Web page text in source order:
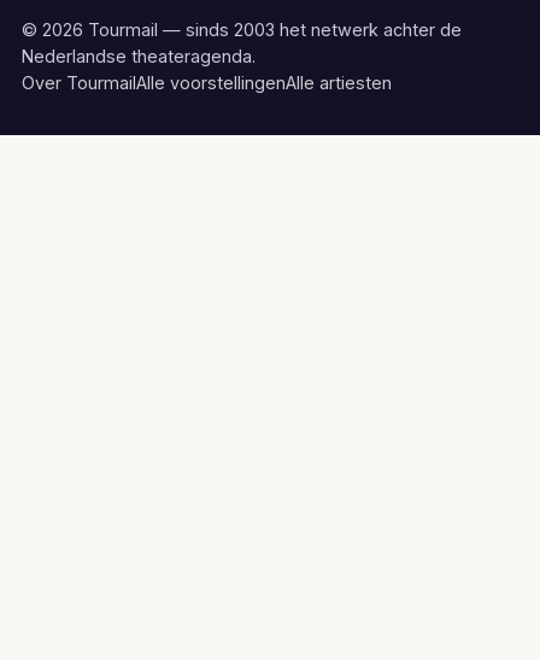
© 2026 Tourmail — sinds 2003 het netwerk achter de
Nederlandse theateragenda.
Over TourmailAlle voorstellingenAlle artiesten